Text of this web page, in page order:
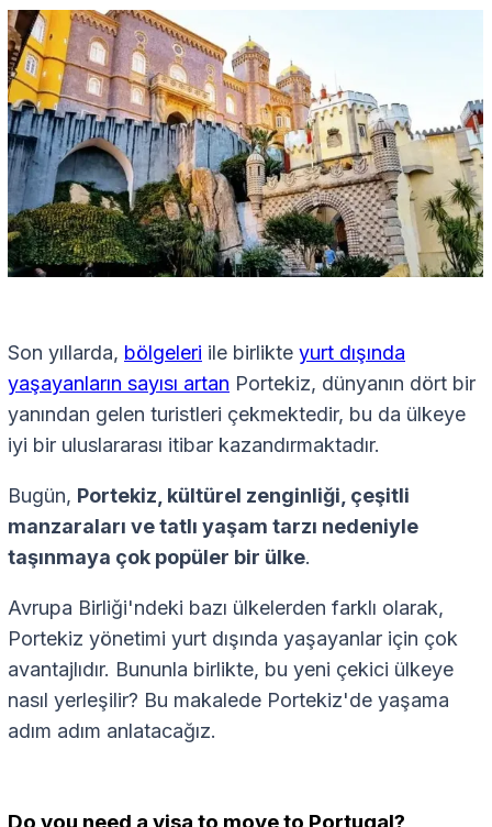
Son yıllarda, bölgeleri ile birlikte yurt dışında
yaşayanların sayısı artan Portekiz, dünyanın dört bir
yanından gelen turistleri çekmektedir, bu da ülkeye
iyi bir uluslararası itibar kazandırmaktadır.
Bugün, Portekiz, kültürel zenginliği, çeşitli
manzaraları ve tatlı yaşam tarzı nedeniyle
taşınmaya çok popüler bir ülke.
Avrupa Birliği'ndeki bazı ülkelerden farklı olarak,
Portekiz yönetimi yurt dışında yaşayanlar için çok
avantajlıdır. Bununla birlikte, bu yeni çekici ülkeye
nasıl yerleşilir? Bu makalede Portekiz'de yaşama
adım adım anlatacağız.
Do you need a visa to move to Portugal?